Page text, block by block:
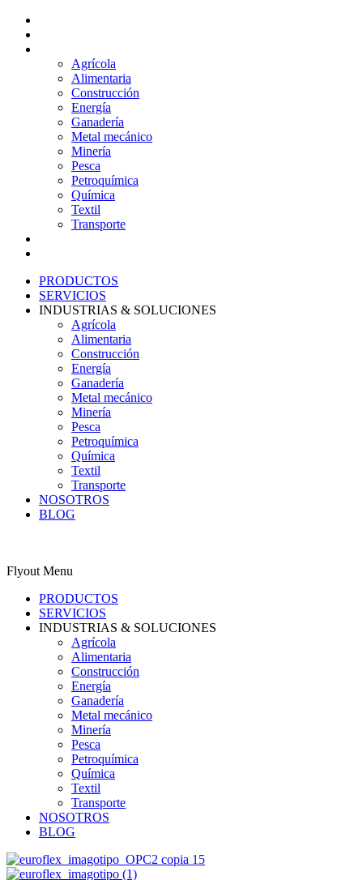
Agrícola
Alimentaria
Construcción
Energía
Ganadería
Metal mecánico
Minería
Pesca
Petroquímica
Química
Textil
Transporte
PRODUCTOS
SERVICIOS
INDUSTRIAS & SOLUCIONES
Agrícola
Alimentaria
Construcción
Energía
Ganadería
Metal mecánico
Minería
Pesca
Petroquímica
Química
Textil
Transporte
NOSOTROS
BLOG
Flyout Menu
PRODUCTOS
SERVICIOS
INDUSTRIAS & SOLUCIONES
Agrícola
Alimentaria
Construcción
Energía
Ganadería
Metal mecánico
Minería
Pesca
Petroquímica
Química
Textil
Transporte
NOSOTROS
BLOG